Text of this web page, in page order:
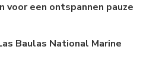
voor een ontspannen pauze
Baulas National Marine